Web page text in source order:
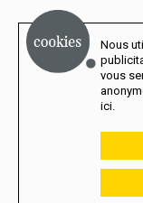
Nous
vous
ici.